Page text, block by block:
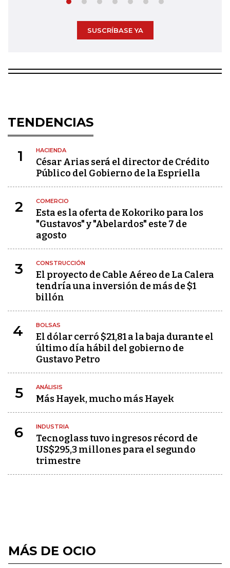
SUSCRÍBASE YA
TENDENCIAS
1 HACIENDA
César Arias será el director de Crédito
Público del Gobierno de la Espriella
2 COMERCIO
Esta es la oferta de Kokoriko para los
"Gustavos" y "Abelardos" este 7 de
agosto
3 CONSTRUCCIÓN
El proyecto de Cable Aéreo de La Calera
tendría una inversión de más de $1
billón
4 BOLSAS
El dólar cerró $21,81 a la baja durante el
último día hábil del gobierno de
Gustavo Petro
5 ANÁLISIS
Más Hayek, mucho más Hayek
6 INDUSTRIA
Tecnoglass tuvo ingresos récord de
US$295,3 millones para el segundo
trimestre
MÁS DE OCIO